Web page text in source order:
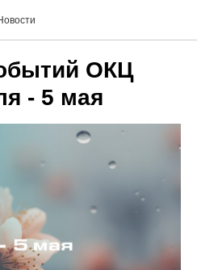
ОКЦ
- 5 мая